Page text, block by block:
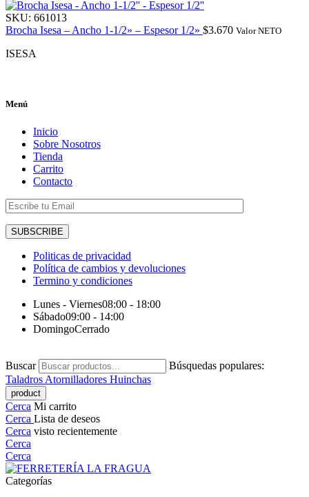
SKU: 661013
Brocha Isesa – Ancho 1-1/2» – Espesor 1/2» $3.670 Valor NETO
ISESA
Menú
Inicio
Sobre Nosotros
Tienda
Carrito
Contacto
Politicas de privacidad
Política de cambios y devoluciones
Termino y condiciones
Lunes - Viernes08:00 - 18:00
Sábado09:00 - 14:00
DomingoCerrado
Buscar
Búsquedas populares:
Taladros Atornilladores Huinchas
Cerca Mi carrito
Cerca Lista de deseos
Cerca visto recientemente
Cerca
Cerca
Categorías